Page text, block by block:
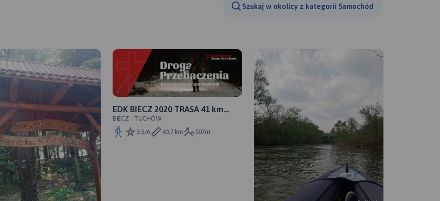
Szukaj w okolicy z kategorii Samochód
EDK BIECZ 2020 TRASA 41 km
BIECZ - TUCHÓW
BIECZ - TUCHÓW
3.5/6
40,7 km 507m